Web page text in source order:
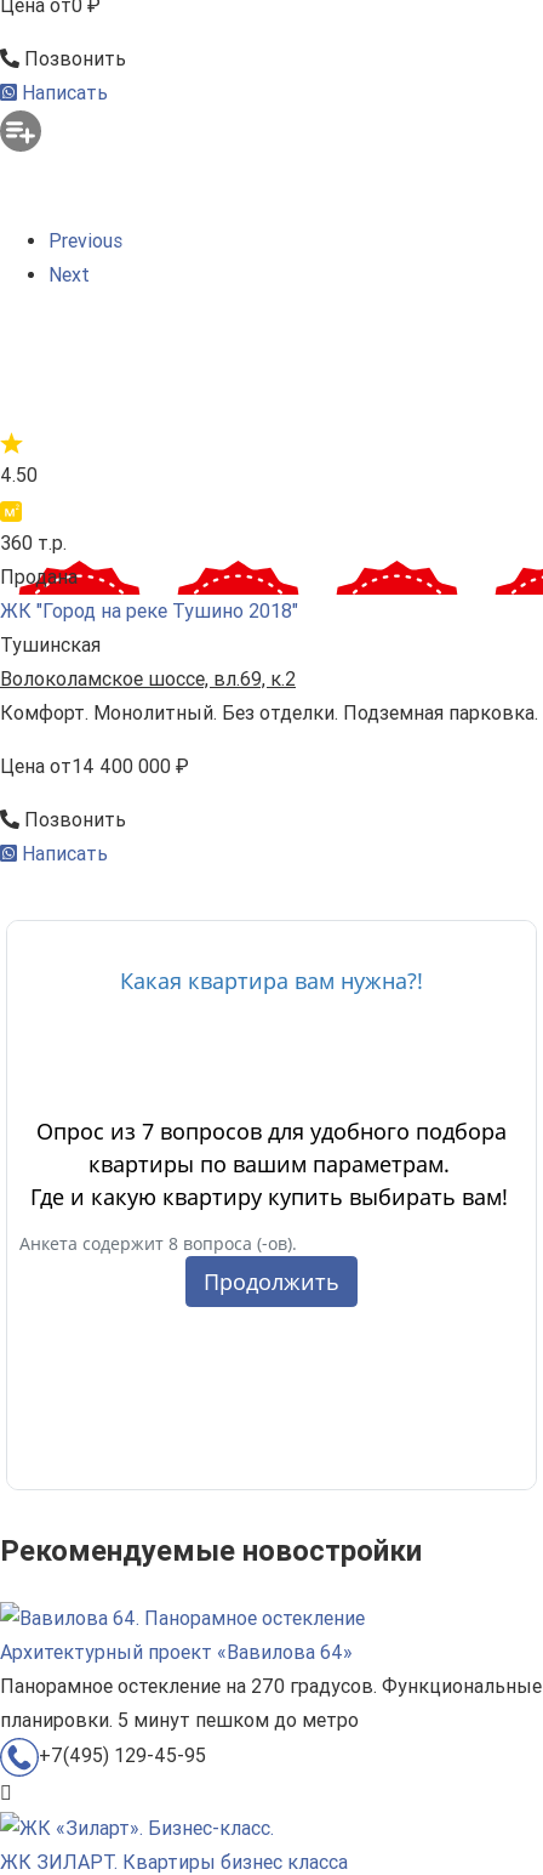
Цена от0 ₽
Позвонить
Написать
Previous
Next
4.50
360 т.р.
Продана
ЖК "Город на реке Тушино 2018"
Тушинская
Волоколамское шоссе, вл.69, к.2
Комфорт. Монолитный. Без отделки. Подземная парковка.
Цена от14 400 000 ₽
Позвонить
Написать
Рекомендуемые новостройки
Архитектурный проект «Вавилова 64»
Панорамное остекление на 270 градусов. Функциональные
планировки. 5 минут пешком до метро
+7(495) 129-45-95
ЖК ЗИЛАРТ. Квартиры бизнес класса